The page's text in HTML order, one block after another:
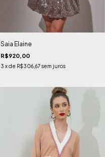
Saia Elaine
R$920,00
3 x de R$306,67 sem juros